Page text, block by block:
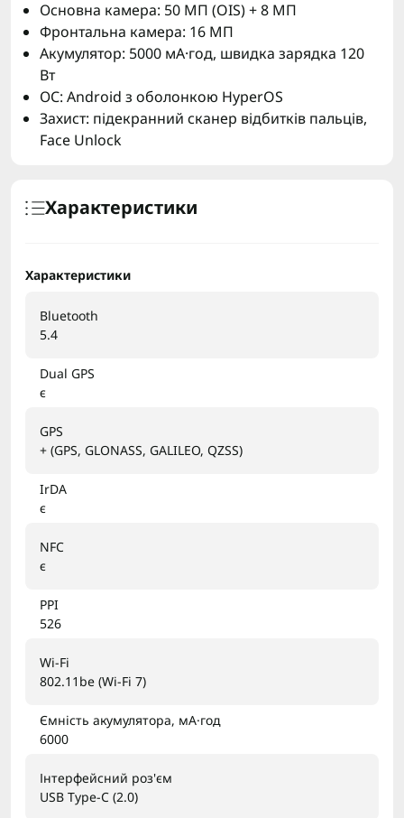
Основна камера: 50 МП (OIS) + 8 МП
Фронтальна камера: 16 МП
Акумулятор: 5000 мА·год, швидка зарядка 120
Вт
ОС: Android з оболонкою HyperOS
Захист: підекранний сканер відбитків пальців,
Face Unlock
Характеристики
Характеристики
Bluetooth
5.4
Dual GPS
є
GPS
+ (GPS, GLONASS, GALILEO, QZSS)
IrDA
є
NFC
є
PPI
526
Wi-Fi
802.11be (Wi-Fi 7)
Ємність акумулятора, мА·год
6000
Інтерфейсний роз'єм
USB Type-C (2.0)